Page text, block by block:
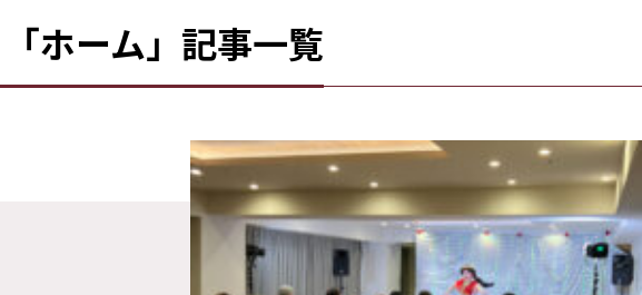
ホーム」記事一覧